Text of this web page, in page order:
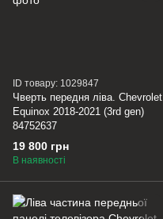
ID товару: 1029847
Чверть передня ліва. Chevrolet
Equinox 2018-2021 (3rd gen)
84752637
19 800 грн
В наявності